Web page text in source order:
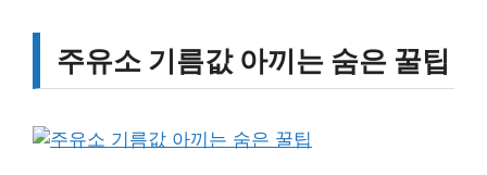
주유소 기름값 아끼는 숨은 꿀팁